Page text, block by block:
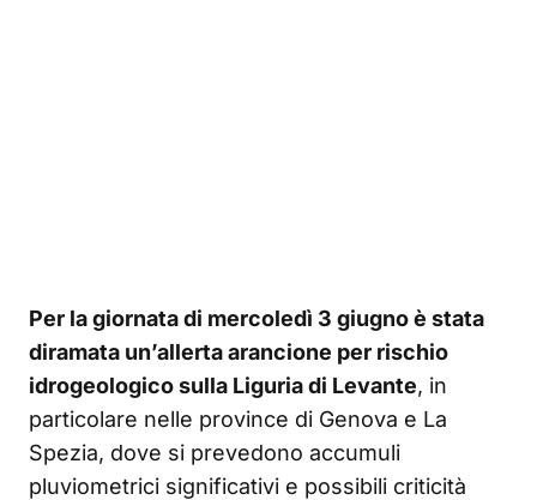
Per la giornata di mercoledì 3 giugno è stata
diramata un’allerta arancione per rischio
idrogeologico sulla Liguria di Levante, in
particolare nelle province di Genova e La
Spezia, dove si prevedono accumuli
pluviometrici significativi e possibili criticità